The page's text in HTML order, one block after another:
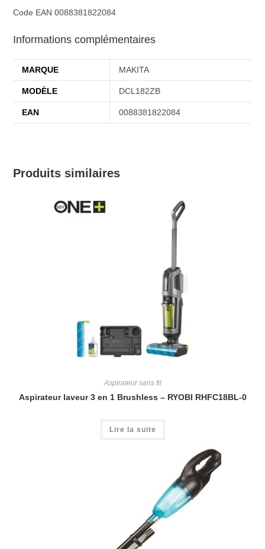
Code EAN 0088381822084
Informations complémentaires
MARQUE MAKITA
MODÈLE DCL182ZB
EAN 0088381822084
Produits similaires
Aspirateur sans fil
Aspirateur laveur 3 en 1 Brushless – RYOBI RHFC18BL-0
Lire la suite